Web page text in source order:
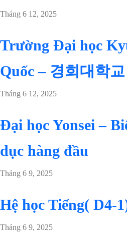
Tháng 6 12, 2025
Trường Đại học
Quốc – 경희대학교
Tháng 6 12, 2025
Đại học Yonsei –
dục hàng đầu
Tháng 6 9, 2025
Hệ học Tiếng( D4-
Tháng 6 9, 2025